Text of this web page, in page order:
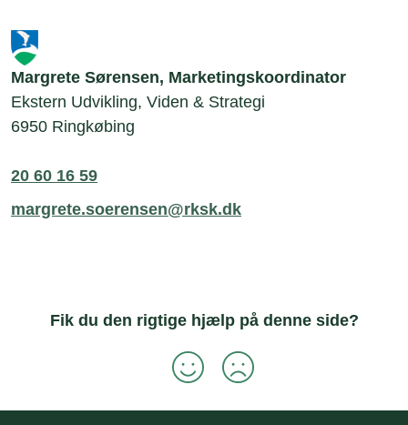
Margrete Sørensen, Marketingskoordinator
Ekstern Udvikling, Viden & Strategi
6950 Ringkøbing
20 60 16 59
margrete.soerensen@rksk.dk
Fik du den rigtige hjælp på denne side?